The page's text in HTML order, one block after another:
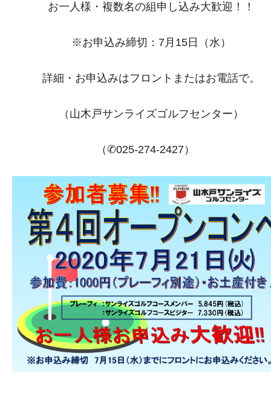
お一人様・複数名の組申し込み大歓迎！！
※お申込み締切：7月15日（水）
詳細・お申込みはフロントまたはお電話で。
（山木戸サンライズゴルフセンター）
（✆025-274-2427）